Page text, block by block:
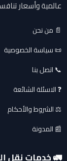
عالمية وأسعار
📄 من نحن
📜 سياسة الخصوصية
📞 اتصل بنا
❓ الاسئلة الشائعة
⚖️ الشروط والأحكام
📰 المدونة
🚛 خدمات نقل